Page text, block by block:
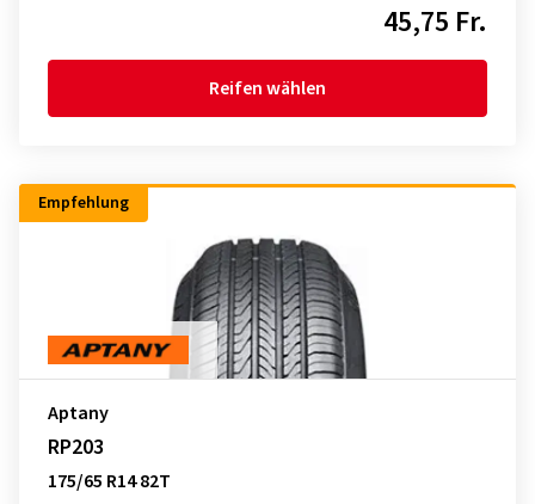
45,75 Fr.
Reifen wählen
Empfehlung
Aptany
RP203
175/65 R14 82T